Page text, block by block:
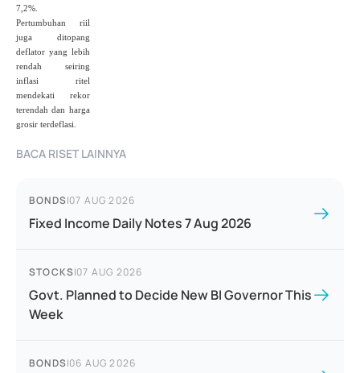
7,2%.
Pertumbuhan riil
juga ditopang
deflator yang lebih
rendah seiring
inflasi ritel
mendekati rekor
terendah dan harga
grosir terdeflasi.
BACA RISET LAINNYA
BONDS|07 AUG 2026
Fixed Income Daily Notes 7 Aug 2026
STOCKS|07 AUG 2026
Govt. Planned to Decide New BI Governor This
Week
BONDS|06 AUG 2026